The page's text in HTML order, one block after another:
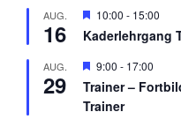
o
b
n
r
e
o
b
n
AUG.
16
H
r
o
r
e
10:00 - 15:00
Kaderlehrgang
AUG.
29
H
r
v
9:00 - 17:00
Trainer –
Trainer